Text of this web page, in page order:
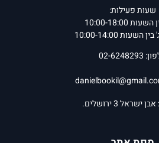
המחיר שלנו:
הוסף לסל
פרטים נוספים
שעות פעילות:
10:00-18:00
10:00-14:00
6248293
3 ירושלים.